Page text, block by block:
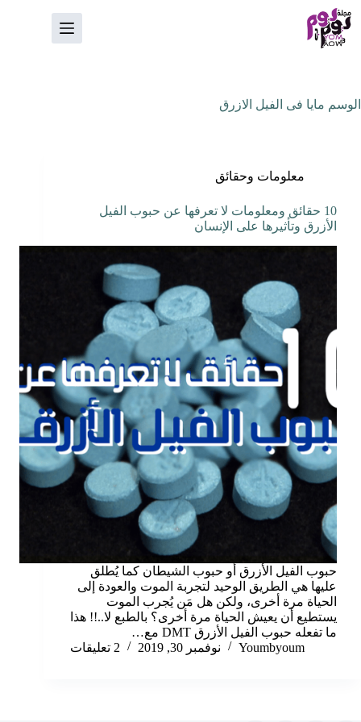
التجاوز
إلى
المحتوى
الوسم مايا فى الفيل الازرق
معلومات وحقائق
10 حقائق ومعلومات لا تعرفها عن حبوب الفيل
الأزرق وتأثيرها على الإنسان
حبوب الفيل الأزرق أو حبوب الشيطان كما يُطلق
عليها هي الطريق الوحيد لتجربة الموت والعودة إلى
الحياة مرة أخرى، ولكن هل مَن يُجرب الموت
يستطيع أن يعيش الحياة مرة أخرى؟ بالطبع لا..!! هذا
ما تفعله حبوب الفيل الأزرق DMT مع…
Youmbyoum
نوفمبر 30, 2019 2 تعليقات